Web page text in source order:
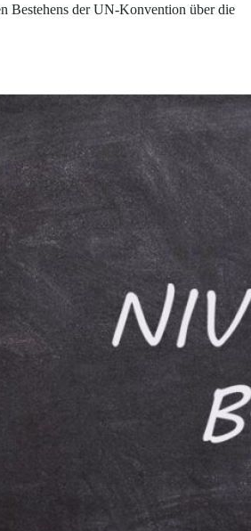
Bestehens der UN-Konvention über die